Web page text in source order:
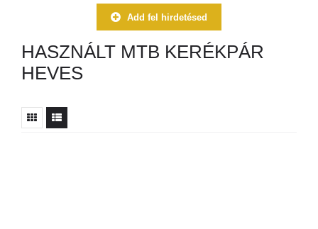
Add fel hirdetésed
HASZNÁLT MTB KERÉKPÁR
HEVES